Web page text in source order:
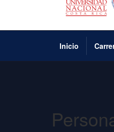
Inicio